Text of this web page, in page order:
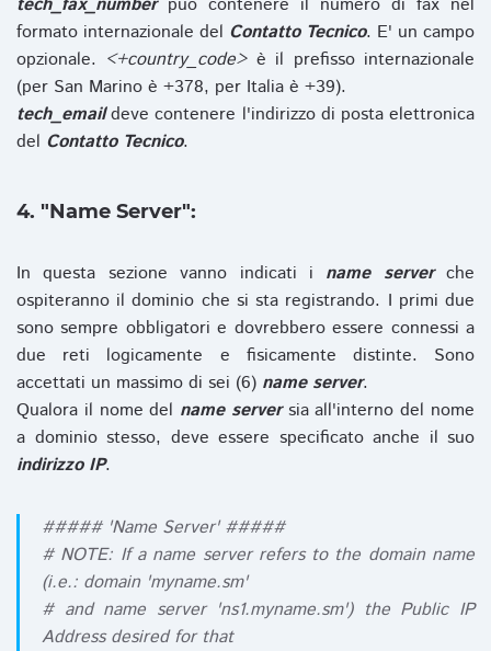
formato internazionale del Contatto Tecnico. E' un campo
opzionale. <+country_code>è il prefisso internazionale
(per San Marino è +378, per Italia è +39).
tech_emaildeve contenere l'indirizzo di posta elettronica
del Contatto Tecnico.
4. "Name Server":
In questa sezione vanno indicati i name serverche
ospiteranno il dominio che si sta registrando. I primi due
sono sempre obbligatori e dovrebbero essere connessi a
due reti logicamente e fisicamente distinte. Sono
accettati un massimo di sei (6) name server.
Qualora il nome del name serversia all'interno del nome
a dominio stesso, deve essere specificato anche il suo
indirizzo IP.
##### 'Name Server' #####
# NOTE: If a name server refers to the domain name
(i.e.: domain 'myname.sm'
# and name server 'ns1.myname.sm') the Public IP
Address desired for that